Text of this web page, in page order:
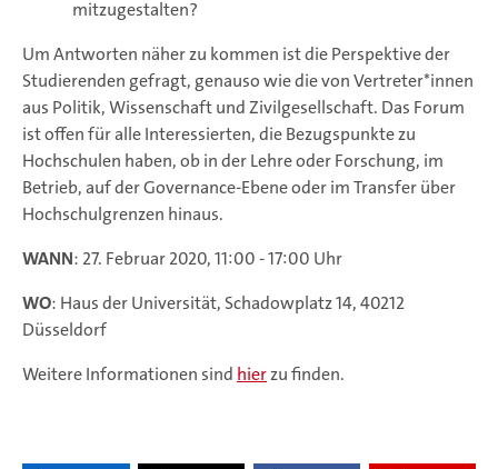
mitzugestalten?
Um Antworten näher zu kommen ist die Perspektive der
Studierenden gefragt, genauso wie die von Vertreter*innen
aus Politik, Wissenschaft und Zivilgesellschaft. Das Forum
ist offen für alle Interessierten, die Bezugspunkte zu
Hochschulen haben, ob in der Lehre oder Forschung, im
Betrieb, auf der Governance-Ebene oder im Transfer über
Hochschulgrenzen hinaus.
WANN: 27. Februar 2020, 11:00 - 17:00 Uhr
WO: Haus der Universität, Schadowplatz 14, 40212
Düsseldorf
Weitere Informationen sind hierzu finden.